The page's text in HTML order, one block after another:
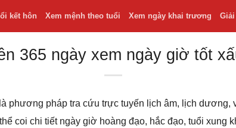
kết hôn Xem mệnh theo tuổi Xem ngày khai trương
365 ngày xem ngày giờ tốt
phương pháp tra cứu trực tuyến lịch âm, lịch dương,
coi chi tiết ngày giờ hoàng đạo, hắc đạo, tuổi xung